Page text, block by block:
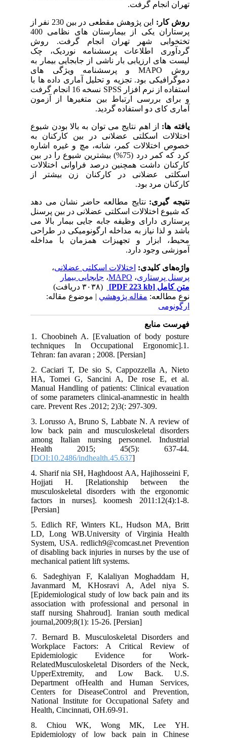
این پژوهش مقطعی در بین 230 نفر از
پرستاران یکی از بیمارستان های نظامی 400
شهر تهران انجام گرفت. روش
اطلاعات پرسشنامه نوردیک، چک
ارزیابی بار ناشی از جابجایی بیمار به
و پرسشنامه ویژگی های
بود. تجزیه و تحلیل آماری داده ها با
نرم افزارSPSS
نسخه 16 انجام گرفت
ارتباط بین متغیرها از آزمون
دو استفاده گردید.
از اهم نتایج می توان به بالا بودن شیوع
اسکلتی عضلانی در بین کارکنان به
کمر، شانه، مچ و غیره اشاره
کرد که کمر درد (75%) بیشترین شیوع را در بین
داشت همچنین درصد فراوانی اختلالات
عضلانی در کارکنان زن بیشتر از
نتایج مطالعه حاضر نشان می دهد
اسکلتی عضلانی در بین پرسنل
دارای وظیفه جابه جایی بیمار بالا می
نیاز به مداخله ارگونومیکی در طراحی
و تجهیزات همزمان با مداخله
اختلالات اسکلتی عضلانی،
MAPO،جابجایی بیمار
(۳۰۳۸ دریافت)
مقاله پژوهشي| موضوع مقاله:
1. Choobineh A. [Evaluation of
techniques In Occupational
Tehran: fan avaran ; 2008. [Persian]
2. Caciari T, De sio S, Cappozzella
HA, Tomei G, Sancini A, De rose
Manual Handling of patients: Clinical
of some parameters clinical-anamnestic
care. Prevent Res .2012; 2)3(: 297-309.
3. Lorusso A, Bruno S, Labbate N. A
low back pain and musculoskeletal
among Italian nursing personnel.
Health 2015; 45(5):
[DOI:10.2486/indhealth.45.637
4. Sharif nia SH, Haghdoost AA,
Hojjati H. [Relationship
musculoskeletal disorders with the
factors in nurses]. koomesh
5. Edlich RF, Winters KL, Hudson
LD, Long WB.University of
System, USA. redlich9@comcast.net
of disabling back injuries in nurses by
mechanical patient lift systems.
6. Sadeghiyan F, Kalaliyan
Javanmard M, KHosravi A, Adel
[Epidemiological study of low back
association with professional and
staff nursing Shahroud]. Iranian
journal,2009;8(1): 15-26. [Persian]
7. Bernard B. Musculoskeletal
Workplace Factors: A Critical
Epidemiologic Evidence for
RelatedMusculoskeletal Disorders of
UpperExtremity, and Low
Department ofHealth and Human
Centers for DiseaseControl and
National Institute for Occupational
Health, Cincinnati, OH.69-91.
8. Chiou WK, Wong MK,
Epidemiology of low back pain in